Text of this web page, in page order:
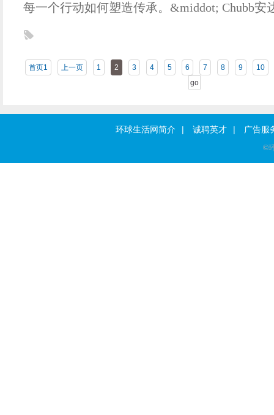
每一个行动如何塑造传承。&middot; Chubb安
首页1 上一页 1 2 3 4 5 6 7 8 9 10
环球生活网简介 | 诚聘英才 | 广告服
©